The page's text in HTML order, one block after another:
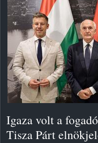
Igaza volt a
Tisza Párt